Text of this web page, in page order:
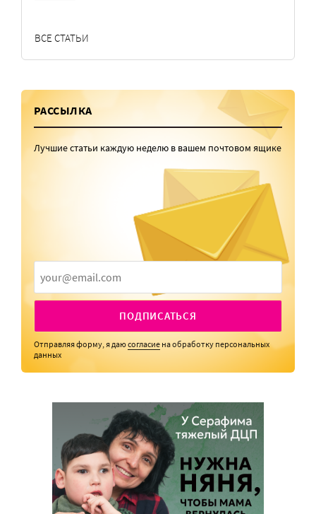
ВСЕ СТАТЬИ
РАССЫЛКА
Лучшие статьи каждую неделю в вашем почтовом ящике
ПОДПИСАТЬСЯ
Отправляя форму, я даюсогласие на обработку персональных
данных